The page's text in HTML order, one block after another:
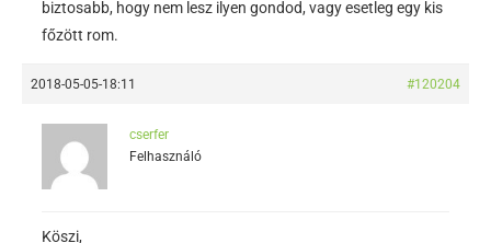
biztosabb, hogy nem lesz ilyen gondod, vagy esetleg egy kis
főzött rom.
2018-05-05-18:11 #120204
cserfer
Felhasználó
Köszi,